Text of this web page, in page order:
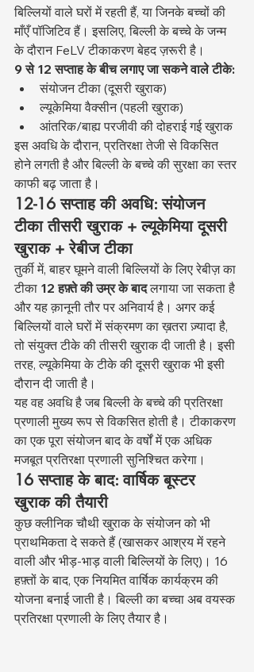
बिल्लियों वाले घरों में रहती हैं, या जिनके बच्चों की
माँएँ पॉजिटिव हैं। इसलिए, बिल्ली के बच्चे के जन्म
के दौरान FeLV टीकाकरण बेहद ज़रूरी है।
9 से 12 सप्ताह के बीच लगाए जा सकने वाले टीके:
संयोजन टीका (दूसरी खुराक)
ल्यूकेमिया वैक्सीन (पहली खुराक)
आंतरिक/बाह्य परजीवी की दोहराई गई खुराक
इस अवधि के दौरान, प्रतिरक्षा तेजी से विकसित
होने लगती है और बिल्ली के बच्चे की सुरक्षा का स्तर
काफी बढ़ जाता है।
12-16 सप्ताह की अवधि: संयोजन
टीका तीसरी खुराक + ल्यूकेमिया दूसरी
खुराक + रेबीज टीका
तुर्की में, बाहर घूमने वाली बिल्लियों के लिए रेबीज़ का
टीका 12 हफ़्ते की उम्र के बाद लगाया जा सकता है
और यह क़ानूनी तौर पर अनिवार्य है। अगर कई
बिल्लियों वाले घरों में संक्रमण का ख़तरा ज़्यादा है,
तो संयुक्त टीके की तीसरी खुराक दी जाती है। इसी
तरह, ल्यूकेमिया के टीके की दूसरी खुराक भी इसी
दौरान दी जाती है।
यह वह अवधि है जब बिल्ली के बच्चे की प्रतिरक्षा
प्रणाली मुख्य रूप से विकसित होती है। टीकाकरण
का एक पूरा संयोजन बाद के वर्षों में एक अधिक
मजबूत प्रतिरक्षा प्रणाली सुनिश्चित करेगा।
16 सप्ताह के बाद: वार्षिक बूस्टर
खुराक की तैयारी
कुछ क्लीनिक चौथी खुराक के संयोजन को भी
प्राथमिकता दे सकते हैं (खासकर आश्रय में रहने
वाली और भीड़-भाड़ वाली बिल्लियों के लिए)। 16
हफ़्तों के बाद, एक नियमित वार्षिक कार्यक्रम की
योजना बनाई जाती है। बिल्ली का बच्चा अब वयस्क
प्रतिरक्षा प्रणाली के लिए तैयार है।